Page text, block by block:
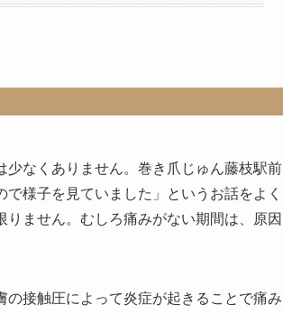
なくありません。巻き爪じゅん藤枝駅前
様子を見ていました」というお話をよく
ません。むしろ痛みがない期間は、原因
接触圧によって炎症が起きることで痛み